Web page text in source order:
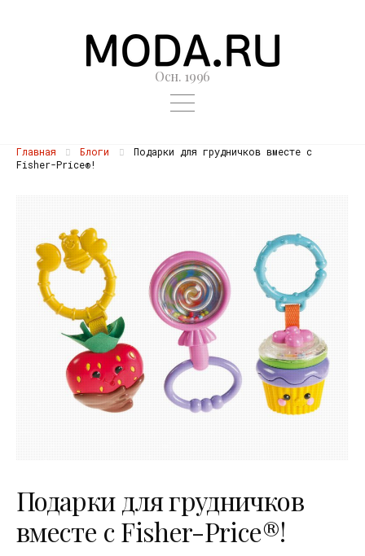
Осн. 1996
Главная Блоги
Подарки для грудничков вместе с
Fisher-Price®!
Подарки для грудничков
вместе с Fisher-Price®!